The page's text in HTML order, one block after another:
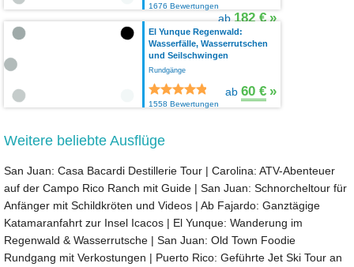
1676 Bewertungen
ab182 € »
El Yunque Regenwald:
Wasserfälle, Wasserrutschen
und Seilschwingen
Rundgänge
1558 Bewertungen
ab 60 € »
Weitere beliebte Ausflüge
San Juan: Casa Bacardi Destillerie Tour | Carolina: ATV-Abenteuer
auf der Campo Rico Ranch mit Guide | San Juan: Schnorcheltour für
Anfänger mit Schildkröten und Videos | Ab Fajardo: Ganztägige
Katamaranfahrt zur Insel Icacos | El Yunque: Wanderung im
Regenwald & Wasserrutsche | San Juan: Old Town Foodie
Rundgang mit Verkostungen | Puerto Rico: Geführte Jet Ski Tour an